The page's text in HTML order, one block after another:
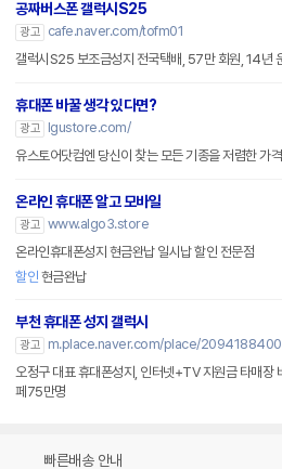
공짜버스폰 갤럭시S25
광고
cafe.naver.com/tofm01
갤럭시S25 보조금성지 전국택배, 57만 회원, 14년
휴대폰 바꿀 생각 있다면?
광고
lgustore.com/
유스토어닷컴엔 당신이 찾는 모든 기종을 저렴한 가
온라인 휴대폰 알고 모바일
광고 www.algo3.store
온라인휴대폰성지 현금완납 일시납 할인 전문점
할인 현금완납
부천 휴대폰 성지 갤럭시
광고
m.place.naver.com/place/2094188400
오정구 대표 휴대폰성지, 인터넷+TV 지원금 타매장
페75만명
빠른배송 안내